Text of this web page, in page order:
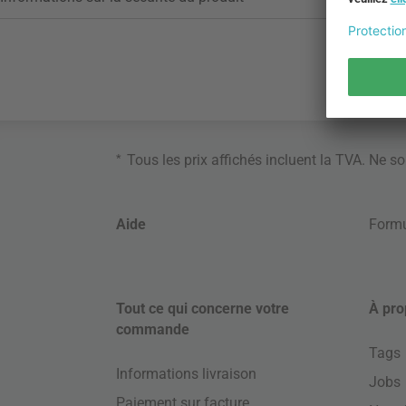
* Tous les prix affichés incluent la TVA. Ne
Aide
Tout ce qui concerne votre
commande
Informations livraison
À
Tags
Jobs